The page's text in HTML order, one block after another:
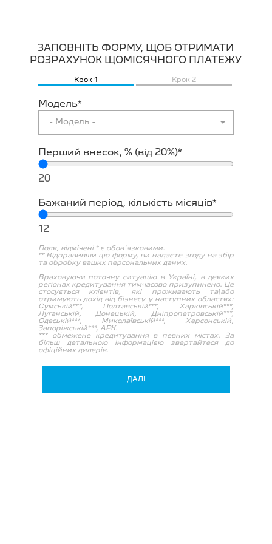
ЗАПОВНІТЬ ФОРМУ, ЩОБ ОТРИМАТИ
РОЗРАХУНОК ЩОМІСЯЧНОГО ПЛАТЕЖУ
Крок 1 Крок 2
Модель*
- Модель -
Перший внесок, % (вiд 20%)*
20
Бажаний період, кількість місяців*
12
Поля, відмічені * є обов'язковими.
** Відправивши цю форму, ви надаєте згоду на збір
та обробку ваших персональних даних.
Враховуючи поточну ситуацію в Україні, в деяких
регіонах кредитування тимчасово призупинено. Це
стосується клієнтів, які проживають та\або
отримують дохід від бізнесу у наступних областях:
Сумській***, Полтавській***, Харківській***,
Луганській, Донецькій, Дніпропетровській***,
Одеській***, Миколаївській***, Херсонській,
Запоріжській***, АРК.
*** обмежене кредитування в певних містах. За
більш детальною інформацією звертайтеся до
офіційних дилерів.
ДАЛI